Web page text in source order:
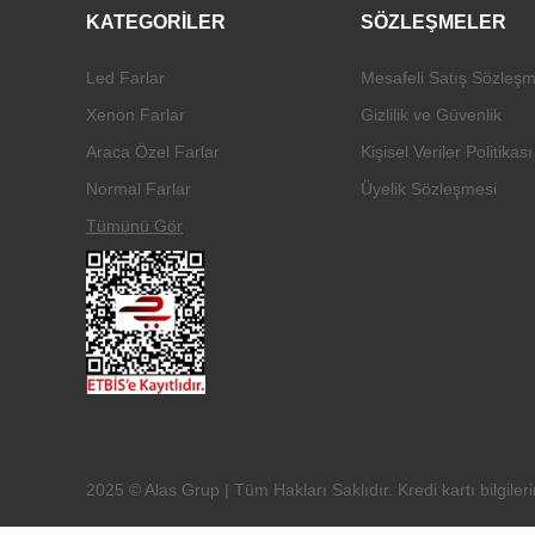
KATEGORİLER
Led Farlar
Xenon Farlar
Araca Özel Farlar
Normal Farlar
Tümünü Gör
SÖZLEŞMELER
Mesafeli Satış
Gizlilik ve Güvenlik
Kişisel Veriler Politikası
Üyelik Sözleşmesi
2025 © Alas Grup | Tüm Hakları Saklıdır. Kredi kartı